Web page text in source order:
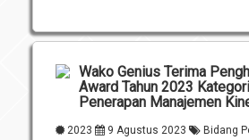
Wako Genius Terima
Award Tahun 2023
Penerapan Manajemen
2023 9 Agustus 2023 Bidang